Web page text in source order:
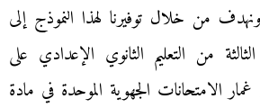
من خلال توفيرنا لهذا النموذج إلى
من التعليم الثانوي الإعدادي على
الامتحانات الجهوية الموحدة في مادة